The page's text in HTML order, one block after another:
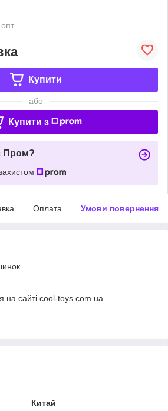
опт
Купити
або
Купити з
Пром?
Оплата Умови повернення
на сайті cool-toys.com.ua
Китай